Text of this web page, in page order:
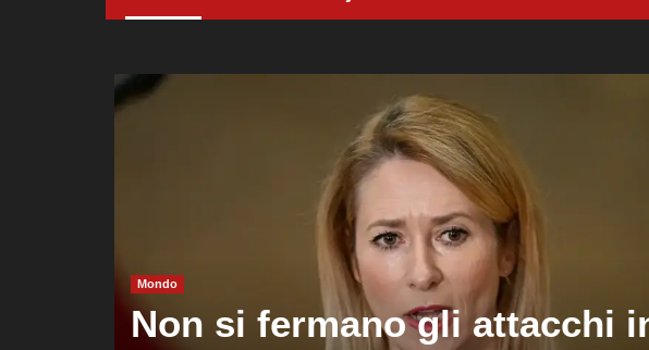
Mondo
Non si fermano gli attacchi